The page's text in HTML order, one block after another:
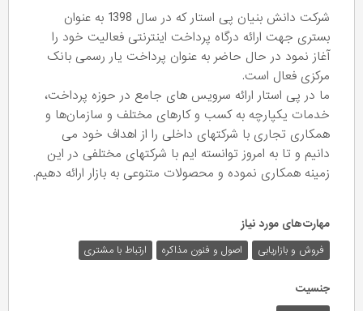
شرکت دانش بنیان پی استار که در سال 1398 به عنوان
بستری جهت ارائه درگاه پرداخت اینترنتی فعالیت خود را
آغاز نمود در حال حاضر به عنوان پرداخت یار رسمی بانک
مرکزی فعال است.
ما در پی استار ارائه سرویس های جامع در حوزه پرداخت،
خدمات یکپارچه به کسب و کارهای مختلف و سازمان‌ها و
همکاری تجاری با شرکتهای داخلی را از اهداف خود می
دانیم و تا به امروز توانسته ایم با شرکتهای مختلفی در این
زمینه همکاری نموده و محصولات متنوعی به بازار ارائه دهیم.
مهارت‌های مورد نیاز
فروش و بازاریابی اصول و فنون مذاکره ارتباط با مشتری
جنسیت